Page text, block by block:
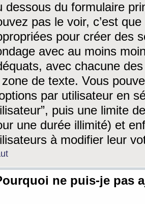
dessous du formulaire
pas le voir, c’est
pour créer des
avec au moins
avec chacune
zone de texte. Vous
par utilisateur en
puis une limite
une durée illimité) et
à modifier leur
ne puis-je pas